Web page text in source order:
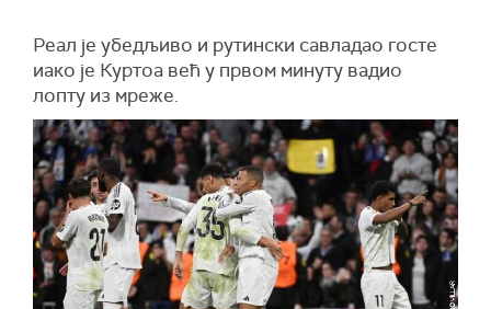
Реал је убедљиво и рутински савладао госте
иако је Куртоа већ у првом минуту вадио
лопту из мреже.